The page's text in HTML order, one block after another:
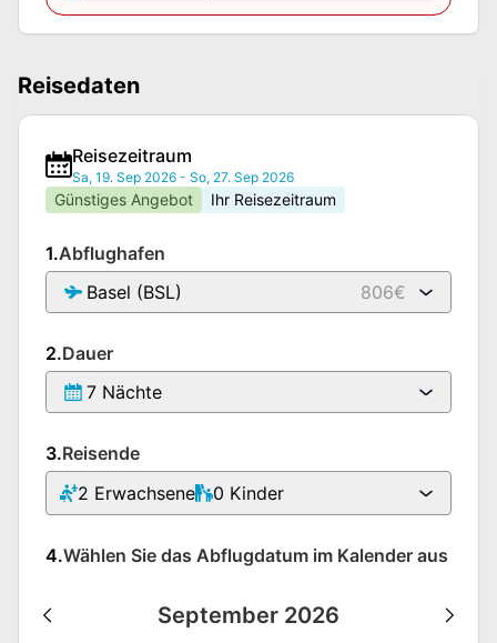
Reisedaten
Reisezeitraum
Sa, 19. Sep 2026 - So, 27. Sep 2026
Günstiges Angebot Ihr Reisezeitraum
1.Abflughafen
Basel (BSL)
806€
2.Dauer
7 Nächte
3.Reisende
2 Erwachsene 0 Kinder
4.Wählen Sie das Abflugdatum im Kalender aus
September 2026